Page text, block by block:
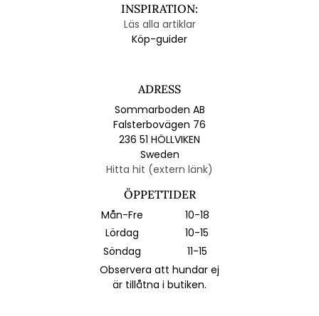
INSPIRATION:
Läs alla artiklar
Köp-guider
ADRESS
Sommarboden AB
Falsterbovägen 76
236 51 HÖLLVIKEN
Sweden
Hitta hit (extern länk)
ÖPPETTIDER
Mån-Fre
10-18
Lördag
10-15
Söndag
11-15
Observera att hundar ej
är tillåtna i butiken.